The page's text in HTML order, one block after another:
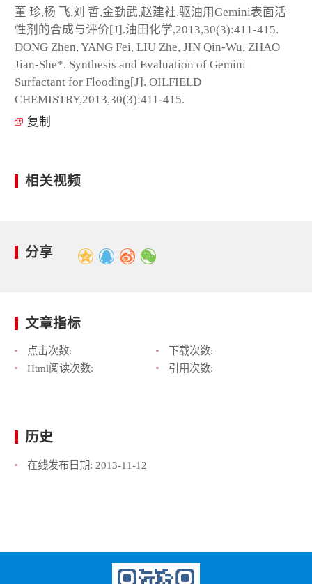
董 珍,杨 飞,刘 哲,金勤武,赵建社.驱油用Gemini表面活
性剂的合成与评价[J].油田化学,2013,30(3):411-415.
DONG Zhen, YANG Fei, LIU Zhe, JIN Qin-Wu, ZHAO
Jian-She*. Synthesis and Evaluation of Gemini
Surfactant for Flooding[J]. OILFIELD
CHEMISTRY,2013,30(3):411-415.
复制
相关视频
分享
文章指标
点击次数:
下载次数:
Html阅读次数:
引用次数:
历史
在线发布日期: 2013-11-12